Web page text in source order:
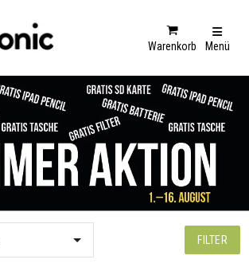
Warenkorb Menü
FILTER